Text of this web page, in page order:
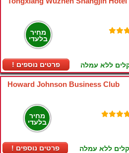
מחיר
בלעדי
! פרטים נוספים ללא עמלה
Howard Johnson Business Club
מחיר
בלעדי
! פרטים נוספים ללא עמלה